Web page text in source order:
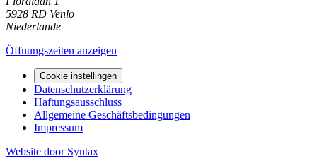
5928 RD Venlo
Niederlande
Öffnungszeiten anzeigen
Cookie instellingen
Datenschutzerklärung
Haftungsausschluss
Allgemeine Geschäftsbedingungen
Impressum
Website door Syntax